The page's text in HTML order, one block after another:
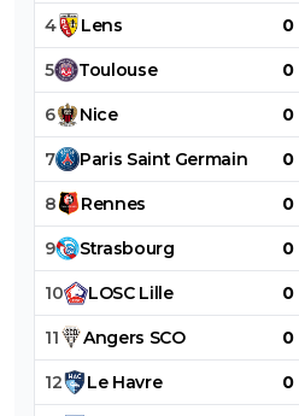
4 Lens 0
5 Toulouse 0
6 Nice 0
7 Paris Saint Germain 0
8 Rennes 0
9 Strasbourg 0
10 LOSC Lille 0
11 Angers SCO 0
12 Le Havre 0